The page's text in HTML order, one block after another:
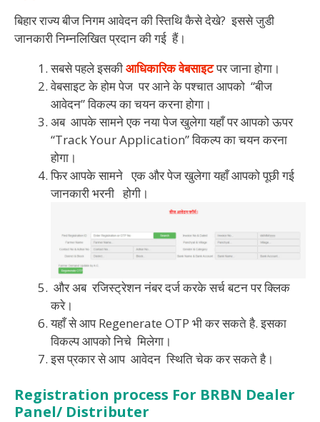
बिहार राज्य बीज निगम आवेदन की स्तिथि कैसे देखे? इससे जुडी
जानकारी निम्नलिखित प्रदान की गई हैं।
सबसे पहले इसकीआधिकारिक वेबसाइटपर जाना होगा।
वेबसाइट के होम पेज पर आने के पश्चात आपको “बीज
आवेदन” विकल्प का चयन करना होगा।
अब आपके सामने एक नया पेज खुलेगा यहाँ पर आपको ऊपर
“Track Your Application” विकल्प का चयन करना
होगा।
फिर आपके सामने एक और पेज खुलेगा यहाँ आपको पूछी गई
जानकारी भरनी होगी।
और अब रजिस्ट्रेशन नंबर दर्ज करके सर्च बटन पर क्लिक
करे।
यहाँ से आप Regenerate OTP भी कर सकते है. इसका
विकल्प आपको निचे मिलेगा।
इस प्रकार से आप आवेदन स्थिति चेक कर सकते है।
Registration process For BRBN Dealer
Panel/ Distributer